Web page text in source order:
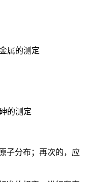
属的测定
的测定
子分布；再次的，应